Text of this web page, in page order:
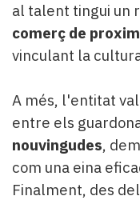
al talent tingui un
comerç de
vinculant la
A més, l'entitat
entre els
nouvingudes,
com una eina
Finalment, des